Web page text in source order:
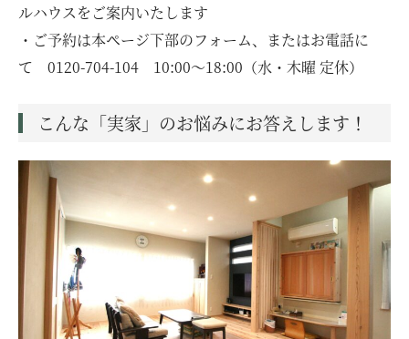
ルハウスをご案内いたします
・ご予約は本ページ下部のフォーム、またはお電話に
て 0120-704-104 10:00〜18:00（水・木曜 定休）
こんな「実家」のお悩みにお答えします！